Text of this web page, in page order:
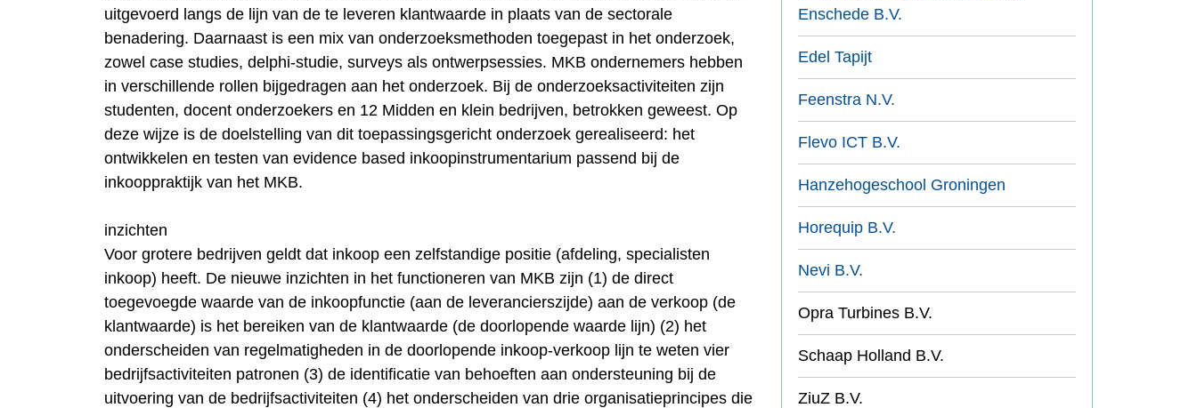
uitgevoerd langs de lijn van de te leveren klantwaarde in plaats van de sectorale
benadering. Daarnaast is een mix van onderzoeksmethoden toegepast in het onderzoek,
zowel case studies, delphi-studie, surveys als ontwerpsessies. MKB ondernemers hebben
in verschillende rollen bijgedragen aan het onderzoek. Bij de onderzoeksactiviteiten zijn
studenten, docent onderzoekers en 12 Midden en klein bedrijven, betrokken geweest. Op
deze wijze is de doelstelling van dit toepassingsgericht onderzoek gerealiseerd: het
ontwikkelen en testen van evidence based inkoopinstrumentarium passend bij de
inkooppraktijk van het MKB.
inzichten
Voor grotere bedrijven geldt dat inkoop een zelfstandige positie (afdeling, specialisten
inkoop) heeft. De nieuwe inzichten in het functioneren van MKB zijn (1) de direct
toegevoegde waarde van de inkoopfunctie (aan de leverancierszijde) aan de verkoop (de
klantwaarde) is het bereiken van de klantwaarde (de doorlopende waarde lijn) (2) het
onderscheiden van regelmatigheden in de doorlopende inkoop-verkoop lijn te weten vier
bedrijfsactiviteiten patronen (3) de identificatie van behoeften aan ondersteuning bij de
uitvoering van de bedrijfsactiviteiten (4) het onderscheiden van drie organisatieprincipes die
Enschede B.V.
Edel Tapijt
Feenstra N.V.
Flevo ICT B.V.
Hanzehogeschool Groningen
Horequip B.V.
Nevi B.V.
Opra Turbines B.V.
Schaap Holland B.V.
ZiuZ B.V.